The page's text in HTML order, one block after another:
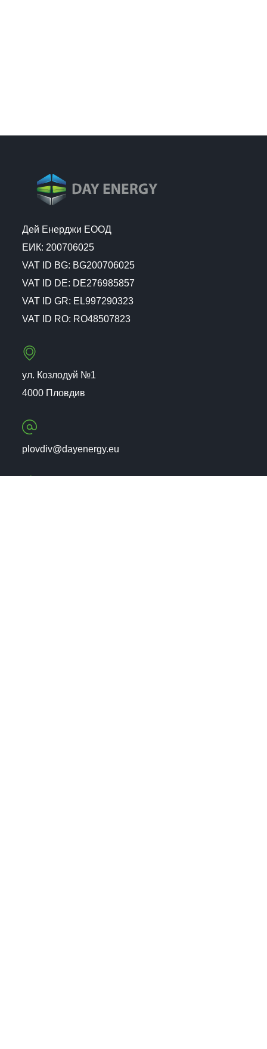
Дей Енерджи ЕООД
ЕИК: 200706025
VAT ID BG: BG200706025
VAT ID DE: DE276985857
VAT ID GR: EL997290323
VAT ID RO: RO48507823
ул. Козлодуй №1
4000 Пловдив
plovdiv@dayenergy.eu